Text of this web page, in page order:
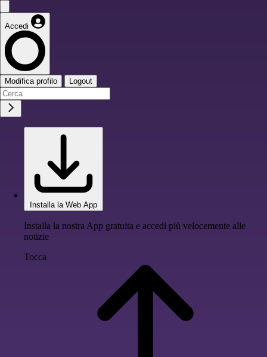
Accedi
Modifica profilo Logout
Installa la Web App
Installa la nostra App gratuita e accedi più velocemente alle
notizie
Tocca